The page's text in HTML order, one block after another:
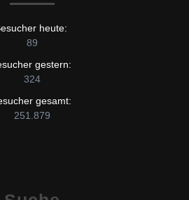
heute:
89
gestern:
324
gesamt:
251.879